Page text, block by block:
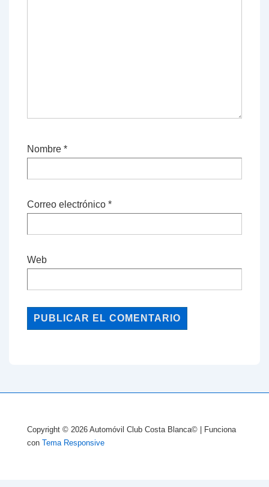
Nombre *
Correo electrónico *
Web
Copyright © 2026 Automóvil Club Costa Blanca©
| Funciona
con Tema Responsive